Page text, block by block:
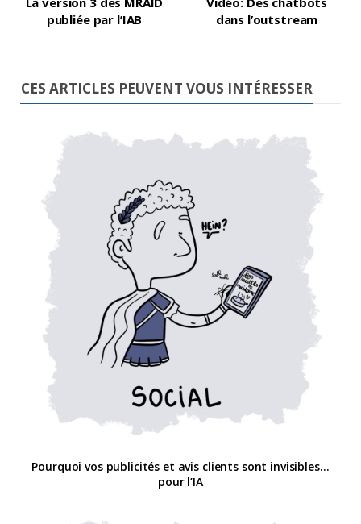
publiée par l’IAB
dans l’outstream
CES ARTICLES PEUVENT VOUS INTÉRESSER
Pourquoi vos publicités et avis clients sont invisibles…
pour l’IA